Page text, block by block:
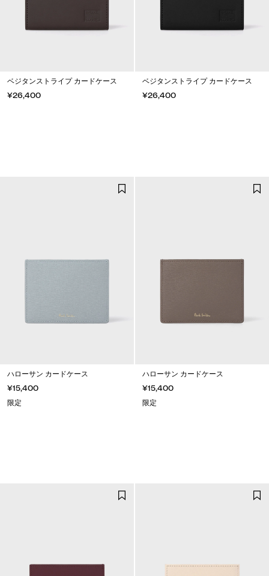
ベジタンストライプ カードケース
¥26,400
ベジタンストライプ カードケース
¥26,400
ハローサン カードケース
¥15,400
限定
ハローサン カードケース
¥15,400
限定